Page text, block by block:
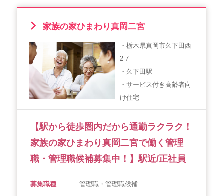
家族の家ひまわり真岡二宮
・栃木県真岡市久下田西
2-7
・久下田駅
・サービス付き高齢者向
け住宅
【駅から徒歩圏内だから通勤ラクラク！
家族の家ひまわり真岡二宮で働く管理
職・管理職候補募集中！】駅近/正社員
募集職種 管理職・管理職候補